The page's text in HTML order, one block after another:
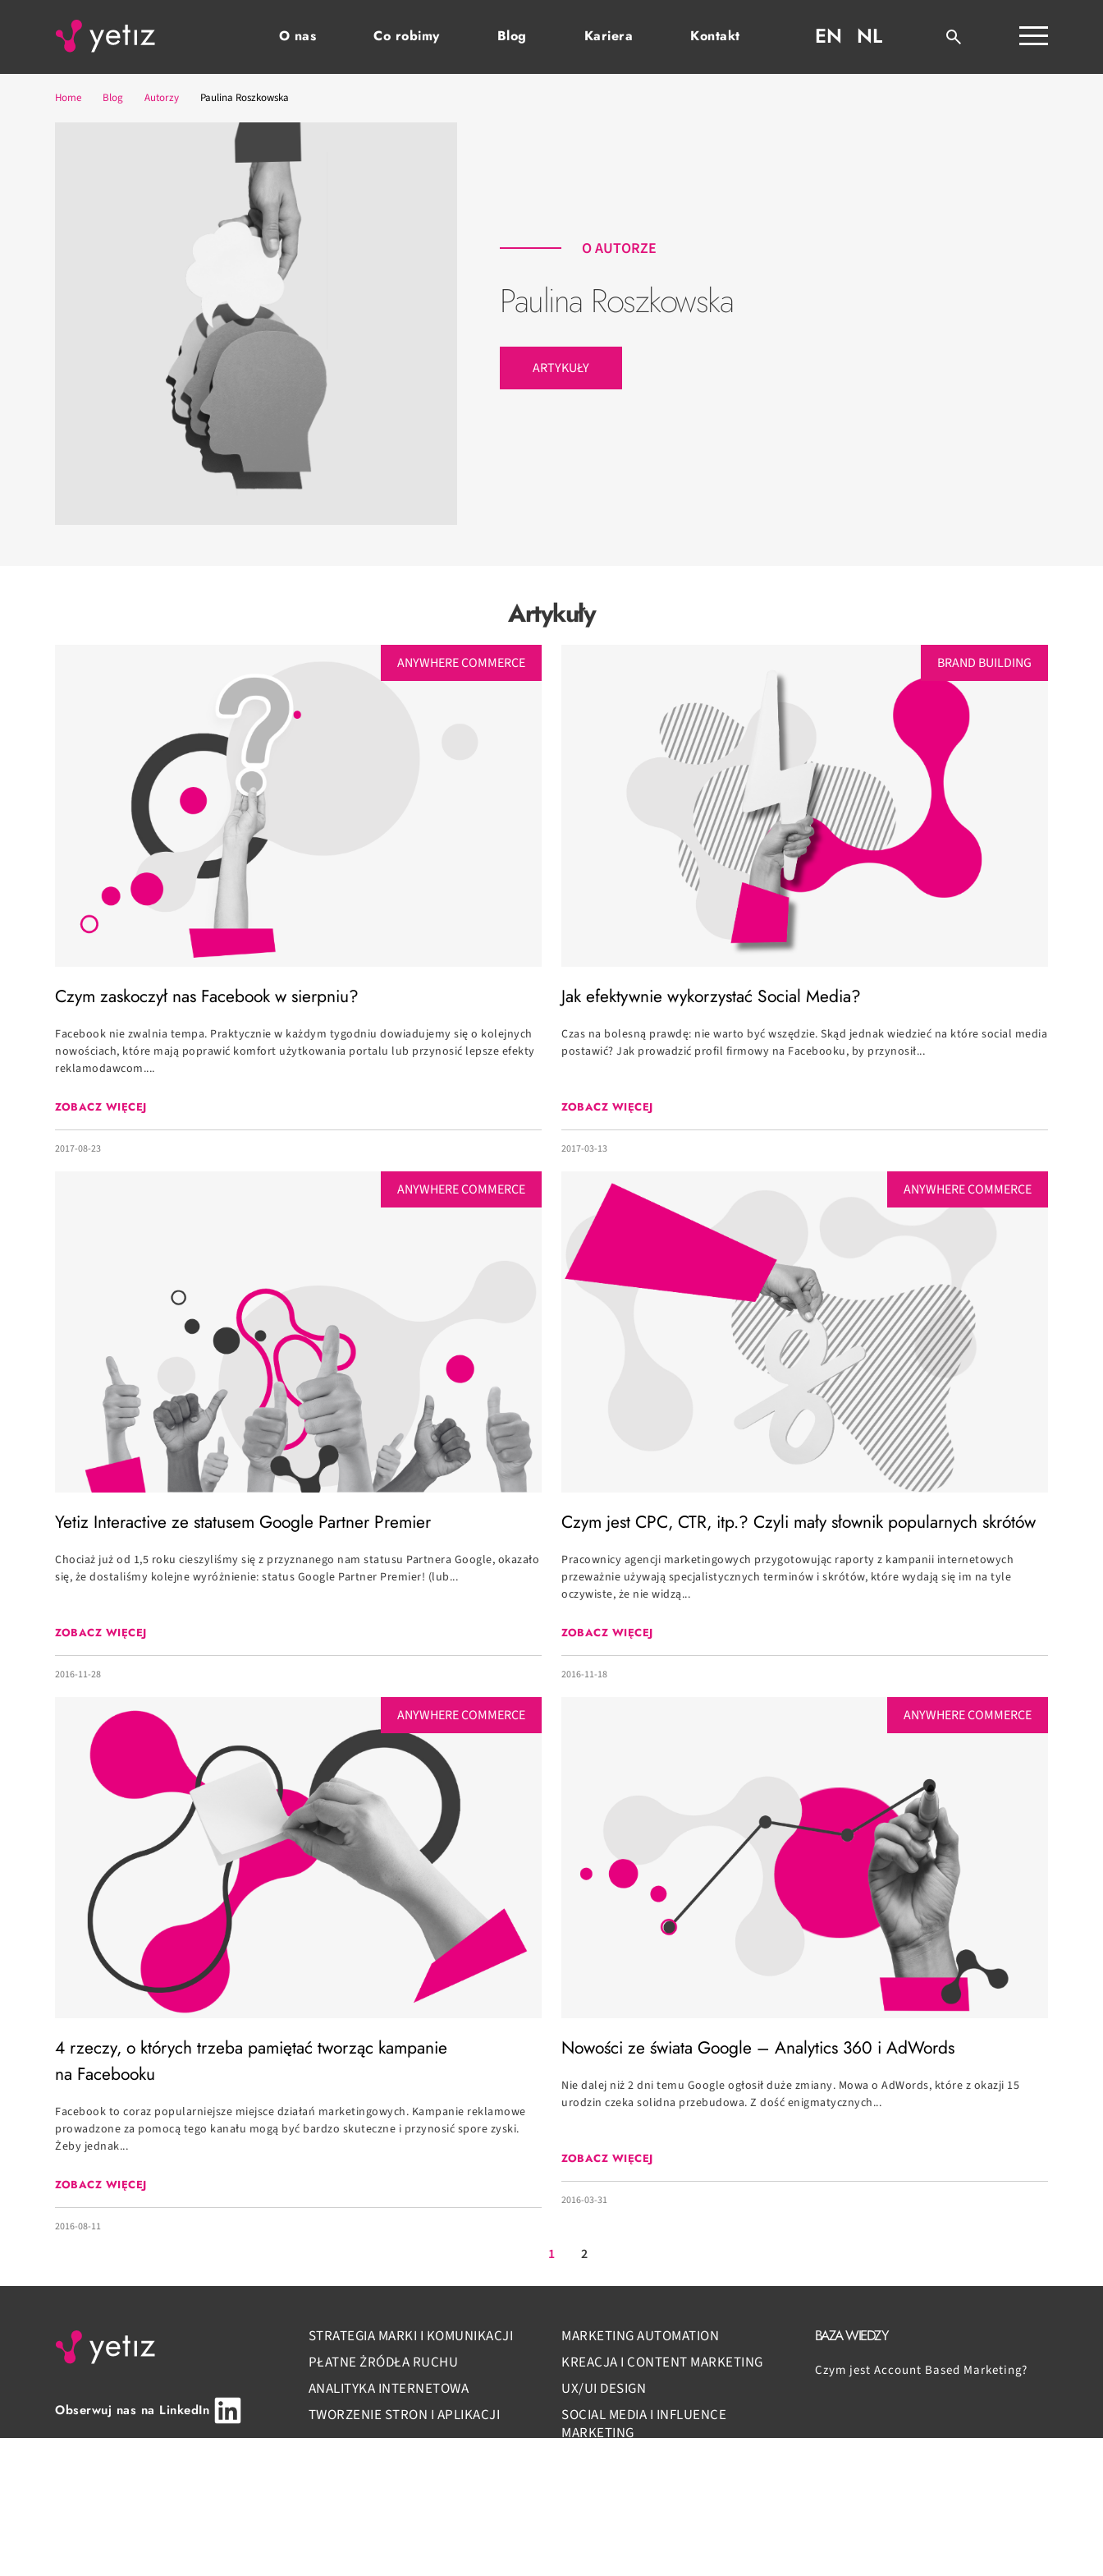
O nas Co robimy Blog Kariera Kontakt EN NL
Home Blog Autorzy Paulina Roszkowska
O AUTORZE
Paulina Roszkowska
ARTYKUŁY
Artykuły
ANYWHERE COMMERCE
Czym zaskoczył nas Facebook w sierpniu?
Facebook nie zwalnia tempa. Praktycznie w każdym tygodniu dowiadujemy się o kolejnych
nowościach, które mają poprawić komfort użytkowania portalu lub przynosić lepsze efekty
reklamodawcom....
ZOBACZ WIĘCEJ
2017-08-23
BRAND BUILDING
Jak efektywnie wykorzystać Social Media?
Czas na bolesną prawdę: nie warto być wszędzie. Skąd jednak wiedzieć na które social media
postawić? Jak prowadzić profil firmowy na Facebooku, by przynosił...
ZOBACZ WIĘCEJ
2017-03-13
ANYWHERE COMMERCE
Yetiz Interactive ze statusem Google Partner Premier
Chociaż już od 1,5 roku cieszyliśmy się z przyznanego nam statusu Partnera Google, okazało
się, że dostaliśmy kolejne wyróżnienie: status Google Partner Premier! (lub...
ZOBACZ WIĘCEJ
2016-11-28
ANYWHERE COMMERCE
Czym jest CPC, CTR, itp.? Czyli mały słownik popularnych skrótów
Pracownicy agencji marketingowych przygotowując raporty z kampanii internetowych
przeważnie używają specjalistycznych terminów i skrótów, które wydają się im na tyle
oczywiste, że nie widzą...
ZOBACZ WIĘCEJ
2016-11-18
ANYWHERE COMMERCE
4 rzeczy, o których trzeba pamiętać tworząc kampanie
na Facebooku
Facebook to coraz popularniejsze miejsce działań marketingowych. Kampanie reklamowe
prowadzone za pomocą tego kanału mogą być bardzo skuteczne i przynosić spore zyski.
Żeby jednak...
ZOBACZ WIĘCEJ
2016-08-11
ANYWHERE COMMERCE
Nowości ze świata Google – Analytics 360 i AdWords
Nie dalej niż 2 dni temu Google ogłosił duże zmiany. Mowa o AdWords, które z okazji 15
urodzin czeka solidna przebudowa. Z dość enigmatycznych...
ZOBACZ WIĘCEJ
2016-03-31
1 2
Obserwuj nas na LinkedIn
STRATEGIA MARKI I KOMUNIKACJI
PŁATNE ŻRÓDŁA RUCHU
ANALITYKA INTERNETOWA
TWORZENIE STRON I APLIKACJI
MARKETING AUTOMATION
KREACJA I CONTENT MARKETING
UX/UI DESIGN
SOCIAL MEDIA I INFLUENCE
MARKETING
BAZA WIEDZY
Czym jest Account Based Marketing?